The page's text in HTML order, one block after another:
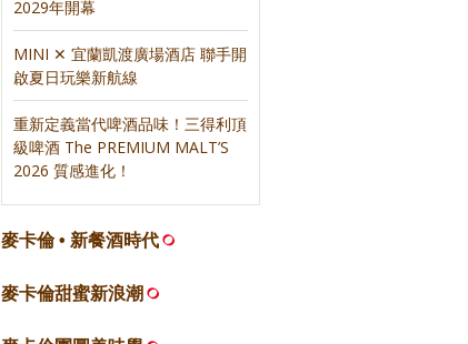
2029年開幕
MINI ✕ 宜蘭凱渡廣場酒店 聯手開
啟夏日玩樂新航線
重新定義當代啤酒品味！三得利頂
級啤酒 The PREMIUM MALT’S
2026 質感進化！
麥卡倫 • 新餐酒時代
麥卡倫甜蜜新浪潮